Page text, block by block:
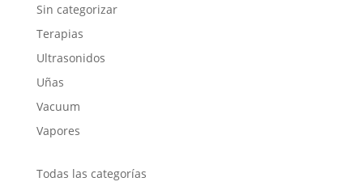
Sin categorizar
Terapias
Ultrasonidos
Uñas
Vacuum
Vapores
Todas las categorías